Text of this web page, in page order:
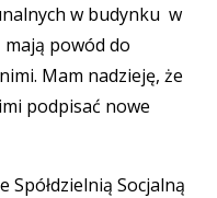
w budynku w
mają powód do
Mam nadzieję, że
podpisać nowe
Spółdzielnią Socjalną